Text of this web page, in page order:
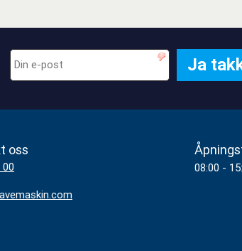
oss
00 08:00 -